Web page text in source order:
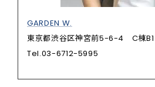
GARDEN W.
東京都渋谷区神宮前5-6-4 C棟B1
Tel.03-6712-5995